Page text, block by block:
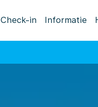
Check-in Informatie